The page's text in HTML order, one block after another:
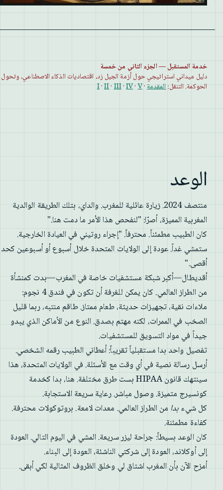
خدمة المستقبل — الجزء الثاني من خمسة
دليل ميداني استراتيجي حول أزمة الجيل زد، اقتصاديات الذكاء الاصطناعي، وتحول
الحوكمة. التنقل:المقدمة·
I·II·III·IV·V
الوعد
منتصف 2024. زيارة عائلية للمغرب. والداي، بتلك الطريقة الوالدية
المغربية المميزة، أصرّا: "لنفحص هذا الأمر ما دمت هنا."
كان الطبيب مطمئناً. محترفاً. "إجراء روتيني في العيادة الخارجية.
ستمشي غداً. عودة إلى الولايات المتحدة خلال أسبوع أو أسبوعين كحد
أقصى."
أقديطال—أكبر شبكة مستشفيات خاصة في المغرب—بدت كمنشأة
من الطراز العالمي. كان يمكن للغرفة أن تكون في فندق 4 نجوم:
ملاءات نقية، تجهيزات حديثة، طعام ممتاز. طاقم منتبه، ربما قليل
الصخب في الممرات، لكنه مهتم بصدق. النوع من الأماكن الذي يبدو
جيداً في مواد التسويق للمستشفيات.
تفصيل واحد بدا مستقبلياً تقريباً: أعطاني الطبيب رقمه الشخصي.
أرسل رسالة نصية في أي وقت مع الأسئلة. في الولايات المتحدة، هذا
سينتهك قانون HIPAA بست طرق مختلفة. هنا، بدا كخدمة
كونسيرج متميزة. وصول مباشر. رعاية سريعة الاستجابة.
كل شيءبدامن الطراز العالمي. معدات لامعة. بروتوكولات محترفة.
كفاءة مطمئنة.
كان الوعد بسيطاً: جراحة ليزر سريعة. المشي في اليوم التالي. العودة
إلى أوكلاند، العودة إلى شركتي الناشئة، العودة إلى البناء.
أمزح الآن بأن المغرب اشتاق لي وخلق الظروف المثالية لكي أبقى.